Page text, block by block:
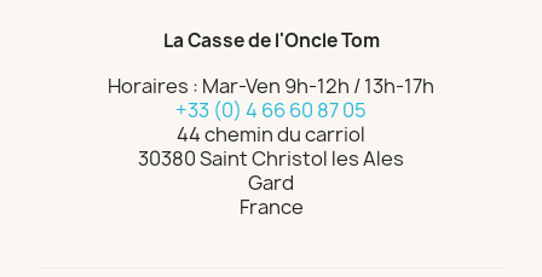
La Casse de l'Oncle Tom
Horaires : Mar-Ven 9h-12h / 13h-17h
+33 (0) 4 66 60 87 05
44 chemin du carriol
30380 Saint Christol les Ales
Gard
France